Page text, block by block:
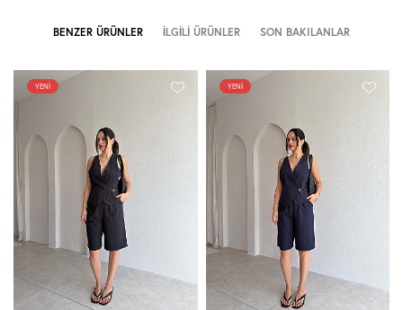
BENZER ÜRÜNLER İLGILI ÜRÜNLER SON BAKILANLAR
YENI YENI